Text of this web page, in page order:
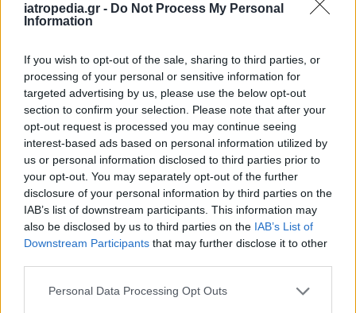
iatropedia.gr - Do Not Process My Personal
Information
If you wish to opt-out of the sale, sharing to third parties, or
processing of your personal or sensitive information for
targeted advertising by us, please use the below opt-out
section to confirm your selection. Please note that after your
opt-out request is processed you may continue seeing
interest-based ads based on personal information utilized by
us or personal information disclosed to third parties prior to
your opt-out. You may separately opt-out of the further
disclosure of your personal information by third parties on the
IAB’s list of downstream participants. This information may
also be disclosed by us to third parties on the IAB’s List of
Downstream Participants that may further disclose it to other
Personal Data Processing Opt Outs
ΕΙΔΗΣΕΙΣ 10 Αυγούστου 2026 10:15
Νοσοκομείο Βόλου: Δύο εκδοχές και μία ΕΔΕ για βίαιο
επεισόδιο – Με το μέρος των γιατρών ο Άδωνις
Γεωργιάδης
ΔΙΑΤΡΟΦΗ 10 Αυγούστου 2026 09:30
Διαβήτης και καλοκαιρινά φρούτα: Ποια
επιτρέπονται και τι χρειάζεται προσοχή